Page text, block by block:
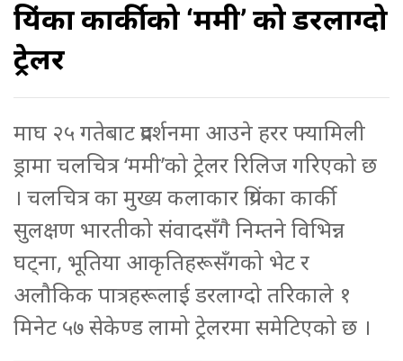
प्रियंका कार्कीको ‘ममी’ को डरलाग्दो
ट्रेलर
माघ २५ गतेबाट प्रदर्शनमा आउने हरर फ्यामिली
ड्रामा चलचित्र ‘ममी’को ट्रेलर रिलिज गरिएको छ
। चलचित्र का मुख्य कलाकार प्रिंयका कार्की
सुलक्षण भारतीको संवादसँगै निम्तने विभिन्न
घट्ना, भूतिया आकृतिहरूसँगको भेट र
अलौकिक पात्रहरूलाई डरलाग्दो तरिकाले १
मिनेट ५७ सेकेण्ड लामो ट्रेलरमा समेटिएको छ ।